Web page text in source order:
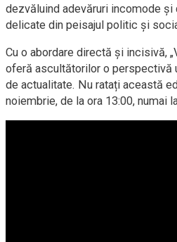
dezvăluind adevăruri incomode
delicate din peisajul politic și
Cu o abordare directă și incisivă,
oferă ascultătorilor o perspectivă
de actualitate. Nu ratați această
noiembrie, de la ora 13:00, numai